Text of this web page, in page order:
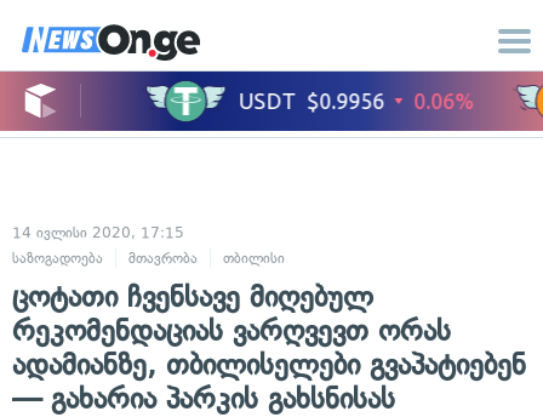
14 ივლისი 2020, 17:15
საზოგადოება
მთავრობა თბილისი
ცოტათი ჩვენსავე მიღებულ
რეკომენდაციას ვარღვევთ ორას
ადამიანზე, თბილისელები გვაპატიებენ
— გახარია პარკის გახსნისას